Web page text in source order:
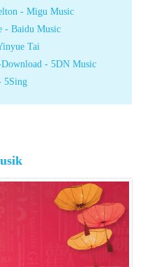
- Migu Music
- Baidu Music
Tai
- 5DN Music
5Sing